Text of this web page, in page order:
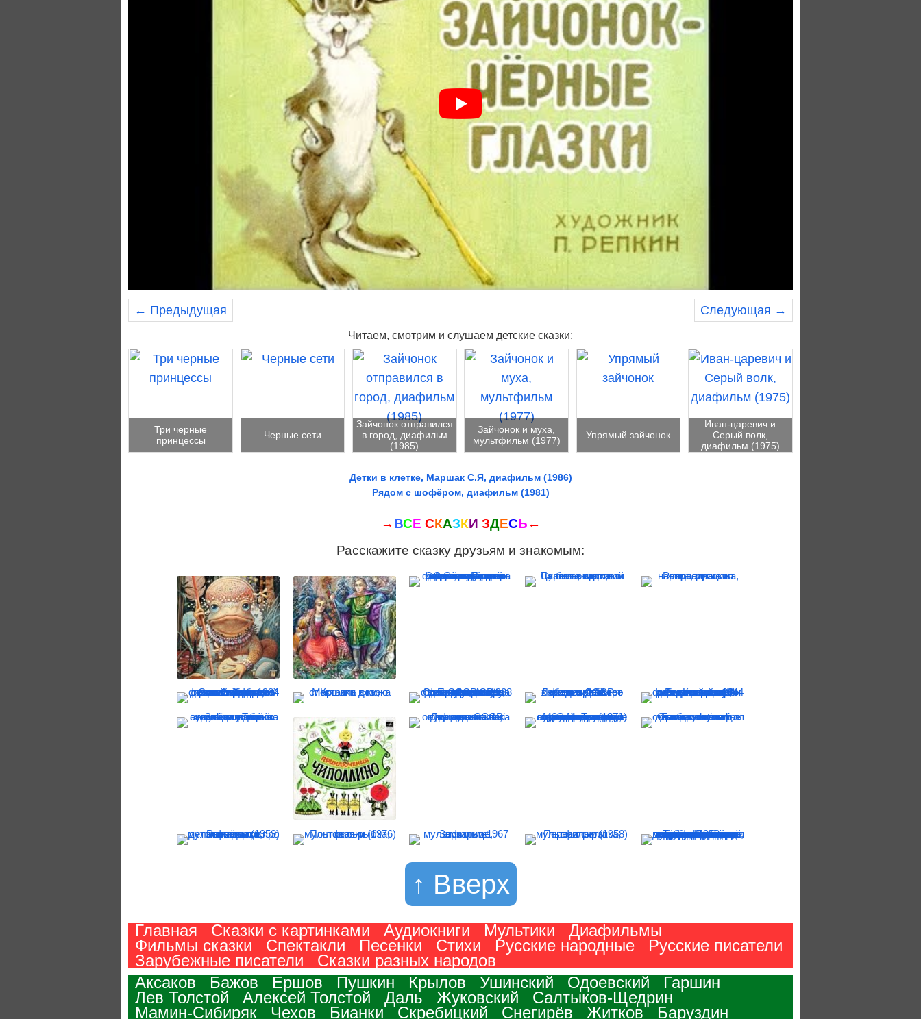
← Предыдущая Следующая →
Читаем, смотрим и слушаем детские сказки:
Три черные
принцессы
Черные сети
Зайчонок отправился
в город, диафильм
(1985)
Зайчонок и муха,
мультфильм (1977)
Упрямый зайчонок
Иван-царевич и
Серый волк,
диафильм (1975)
Детки в клетке, Маршак С.Я, диафильм (1986)
Рядом с шофёром, диафильм (1981)
→ ВСЕ СКАЗКИ ЗДЕСЬ ←
Расскажите сказку друзьям и знакомым:
↑ Вверх
Главная Сказки с картинками Аудиокниги Мультики
Диафильмы
Фильмы сказки
Спектакли Песенки Стихи Русские народные
Русские писатели
Зарубежные писатели
Сказки разных народов
Аксаков
Бажов Ершов Пушкин Крылов Ушинский Одоевский
Гаршин
Лев Толстой
Алексей Толстой Даль Жуковский
Салтыков-Щедрин
Мамин-Сибиряк
Чехов Бианки Скребицкий Снегирёв Житков
Баруздин